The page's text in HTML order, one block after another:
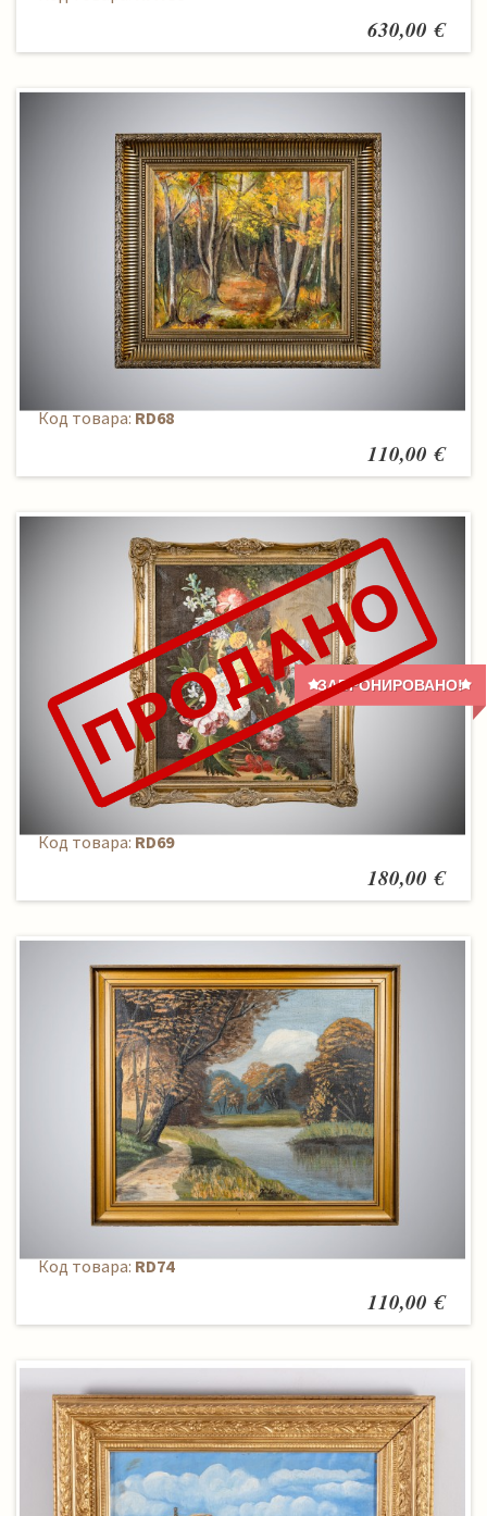
630,00 €
Paveikslas
Код товара:RD68
110,00 €
ЗАБРОНИРОВАНО!
Paveikslas
Код товара:RD69
180,00 €
Paveikslas
Код товара:RD74
110,00 €